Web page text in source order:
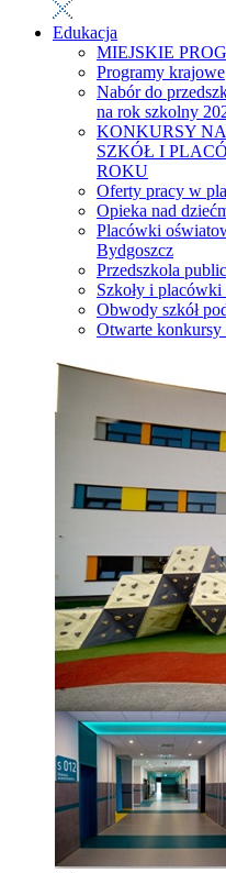
Edukacja
MIEJSKIE
Programy krajowe
Nabór do
na rok szkolny
KONKURSY
SZKÓŁ I
ROKU
Oferty pracy w
Opieka nad
Placówki
Bydgoszcz
Przedszkola
Szkoły i
Obwody szkół
Otwarte konkursy